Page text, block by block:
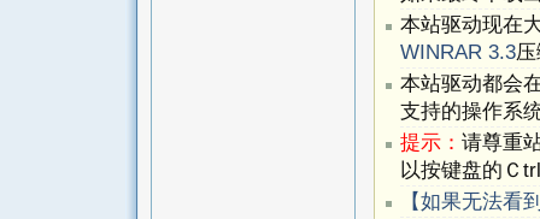
本站驱动现在
WINRAR 3.3
本站驱动都会
支持的操作系
提示： 请尊重
以按键盘的Ｃ
【如果无法看